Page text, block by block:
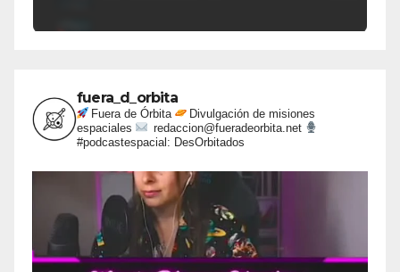
fuera_d_orbita
Fuera de Órbita
Divulgación de misiones
espaciales
redaccion@fueradeorbita.net
#podcastespacial: DesOrbitados